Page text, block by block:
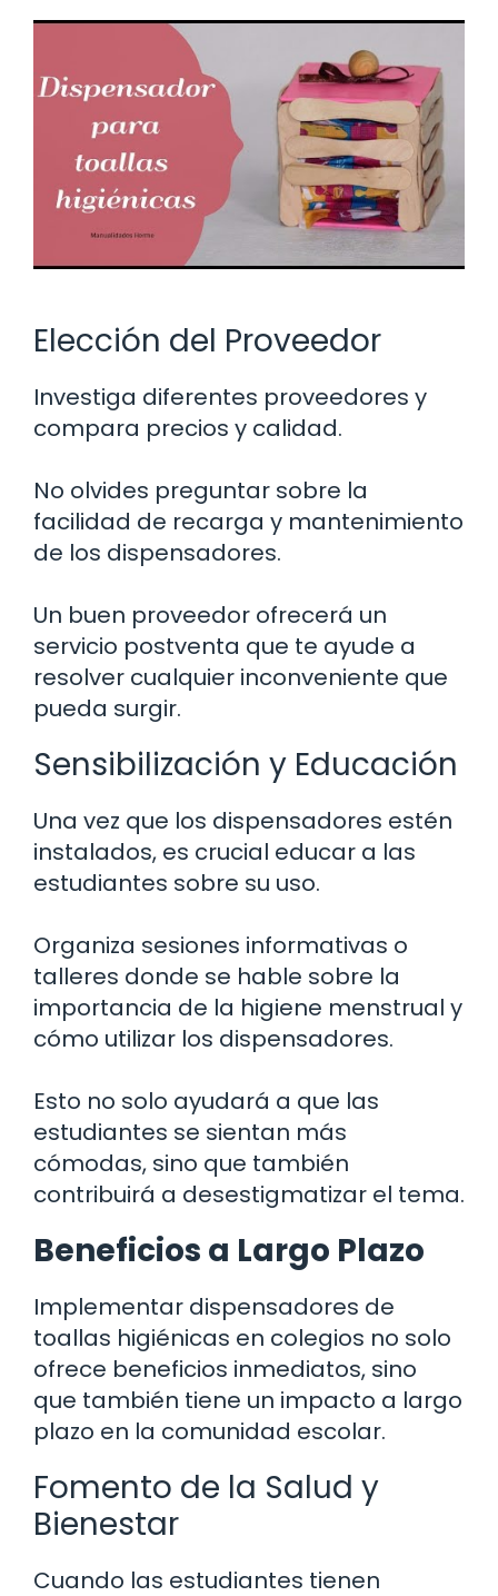
Elección del Proveedor
Investiga diferentes proveedores y
compara precios y calidad.
No olvides preguntar sobre la
facilidad de recarga y mantenimiento
de los dispensadores.
Un buen proveedor ofrecerá un
servicio postventa que te ayude a
resolver cualquier inconveniente que
pueda surgir.
Sensibilización y Educación
Una vez que los dispensadores estén
instalados, es crucial educar a las
estudiantes sobre su uso.
Organiza sesiones informativas o
talleres donde se hable sobre la
importancia de la higiene menstrual y
cómo utilizar los dispensadores.
Esto no solo ayudará a que las
estudiantes se sientan más
cómodas, sino que también
contribuirá a desestigmatizar el tema.
Beneficios a Largo Plazo
Implementar dispensadores de
toallas higiénicas en colegios no solo
ofrece beneficios inmediatos, sino
que también tiene un impacto a largo
plazo en la comunidad escolar.
Fomento de la Salud y
Bienestar
Cuando las estudiantes tienen